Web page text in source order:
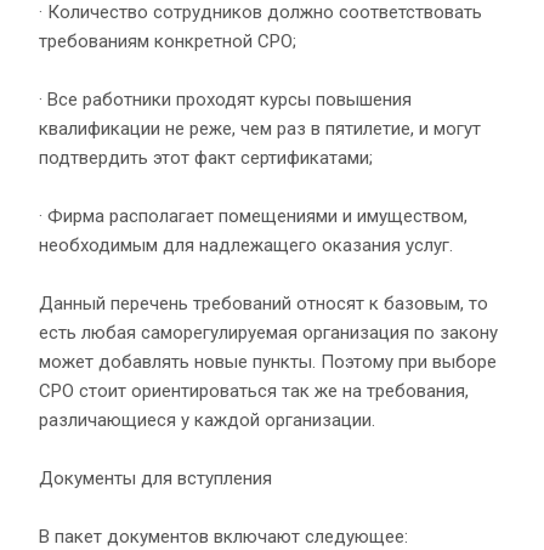
· Количество сотрудников должно соответствовать
требованиям конкретной СРО;
· Все работники проходят курсы повышения
квалификации не реже, чем раз в пятилетие, и могут
подтвердить этот факт сертификатами;
· Фирма располагает помещениями и имуществом,
необходимым для надлежащего оказания услуг.
Данный перечень требований относят к базовым, то
есть любая саморегулируемая организация по закону
может добавлять новые пункты. Поэтому при выборе
СРО стоит ориентироваться так же на требования,
различающиеся у каждой организации.
Документы для вступления
В пакет документов включают следующее: